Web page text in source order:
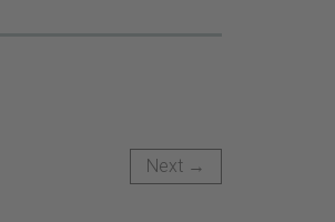
Next →